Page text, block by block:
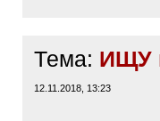
Тема: ИЩУ
12.11.2018, 13:23